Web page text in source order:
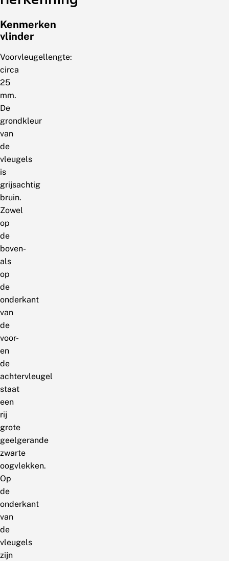
Kenmerken
vlinder
Voorvleugellengte:
circa
25
mm.
De
grondkleur
van
de
vleugels
is
grijsachtig
bruin.
Zowel
op
de
boven-
als
op
de
onderkant
van
de
voor-
en
de
achtervleugel
staat
een
rij
grote
geelgerande
zwarte
oogvlekken.
Op
de
onderkant
van
de
vleugels
zijn